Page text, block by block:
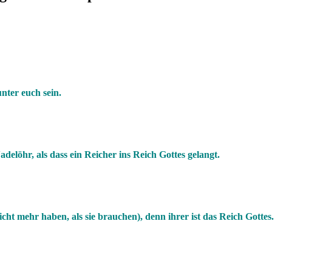
euch sein.
als dass ein Reicher ins Reich Gottes gelangt.
mehr haben, als sie brauchen), denn ihrer ist das Reich Gottes.